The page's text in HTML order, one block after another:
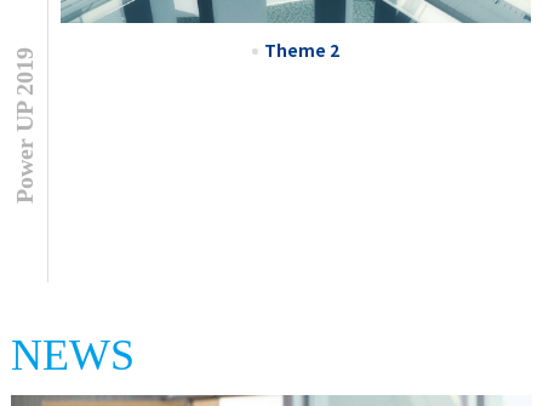
Power UP 2019 Theme 2
NEWS